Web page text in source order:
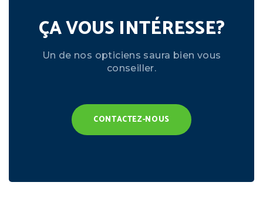
ÇA VOUS INTÉRESSE?
Un de nos opticiens saura bien vous
conseiller.
CONTACTEZ-NOUS